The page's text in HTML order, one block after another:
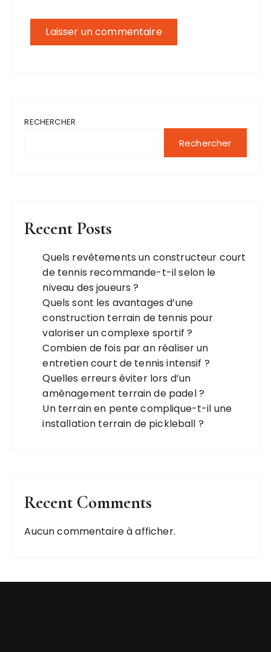
RECHERCHER
Rechercher
Recent Posts
Quels revêtements un constructeur court
de tennis recommande-t-il selon le
niveau des joueurs ?
Quels sont les avantages d’une
construction terrain de tennis pour
valoriser un complexe sportif ?
Combien de fois par an réaliser un
entretien court de tennis intensif ?
Quelles erreurs éviter lors d’un
aménagement terrain de padel ?
Un terrain en pente complique-t-il une
installation terrain de pickleball ?
Recent Comments
Aucun commentaire à afficher.